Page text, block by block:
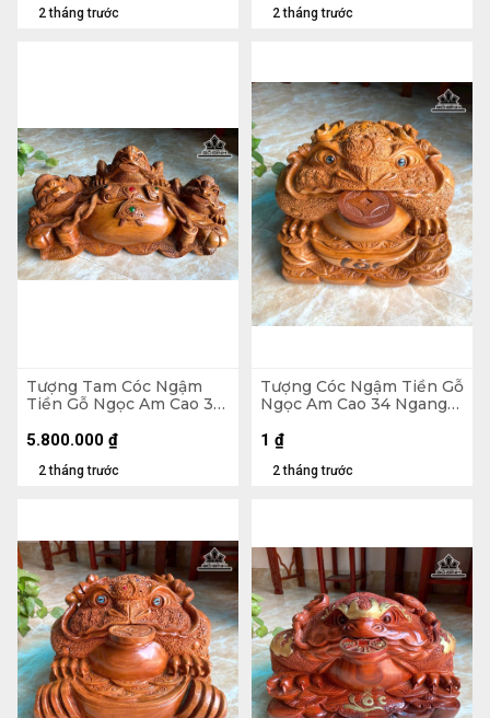
2 tháng trước 2 tháng trước
Tượng Tam Cóc Ngậm
Tiền Gỗ Ngọc Am Cao 31
24kg
2 tháng trước
5.800.000 ₫
Tượng Cóc Ngậm Tiền Gỗ
Ngọc Am Cao 34 Ngang
2 tháng trước
1 ₫